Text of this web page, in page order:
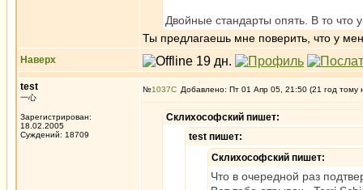
Двойные стандарты опять. В то что
Ты предлагаешь мне поверить, что у
Наверх
test
一心
Зарегистрирован:
18.02.2005
Суждений: 18709
№1037 Добавлено: Пт 01 Апр 05, 21:50 (21 год тому
Склихософский пишет:
test пишет:
Склихософский пишет:
Что в очередной раз